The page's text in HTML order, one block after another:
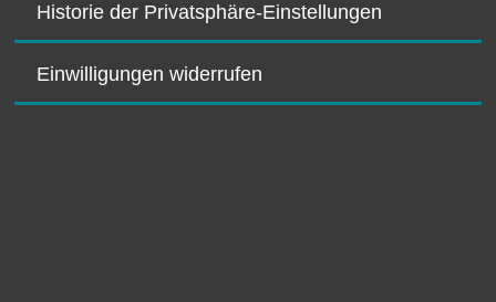
Historie der Privatsphäre-Einstellungen
Einwilligungen widerrufen